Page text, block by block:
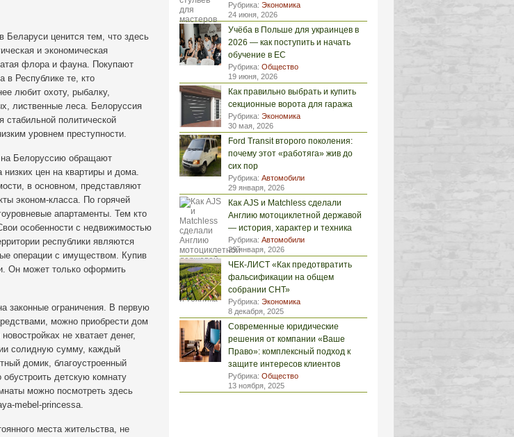
Беларуси ценится тем, что здесь
и экономическая
флора и фауна. Покупают
в Республике те, кто
любит охоту, рыбалку,
лиственные леса. Белоруссия
стабильной политической
уровнем преступности.
Белоруссию обращают
низких цен на квартиры и дома.
в основном, представляют
эконом-класса. По горячей
апартаменты. Тем кто
особенности с недвижимостью
республики являются
операции с имуществом. Купив
Он может только оформить
законные ограничения. В первую
можно приобрести дом
не хватает денег,
солидную сумму, каждый
домик, благоустроенный
детскую комнату
можно посмотреть здесь
mebel-princessa.
места жительства, не
Рубрика: Экономика
24 июня, 2026
Учёба в Польше для украинцев в
2026 — как поступить и начать
обучение в ЕС
Рубрика: Общество
19 июня, 2026
Как правильно выбрать и купить
секционные ворота для гаража
Рубрика: Экономика
30 мая, 2026
Ford Transit второго поколения:
почему этот «работяга» жив до
сих пор
Рубрика: Автомобили
29 января, 2026
Как AJS и Matchless сделали
Англию мотоциклетной державой
— история, характер и техника
Рубрика: Автомобили
29 января, 2026
ЧЕК-ЛИСТ «Как предотвратить
фальсификации на общем
собрании СНТ»
Рубрика: Экономика
8 декабря, 2025
Современные юридические
решения от компании «Ваше
Право»: комплексный подход к
защите интересов клиентов
Рубрика: Общество
13 ноября, 2025